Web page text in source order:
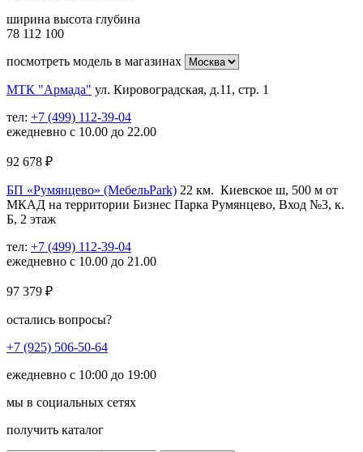
ширина высота глубина
78 112 100
посмотреть модель в магазинах
МТК "Армада" ул. Кировоградская, д.11, стр. 1
тел: +7 (499) 112-39-04
ежедневно с 10.00 до 22.00
92 678 ₽
БП «Румянцево» (МебельPark) 22 км. Киевское ш, 500 м от
МКАД на территории Бизнес Парка Румянцево, Вход №3, к.
Б, 2 этаж
тел: +7 (499) 112-39-04
ежедневно с 10.00 до 21.00
97 379 ₽
остались вопросы?
+7 (925) 506-50-64
ежедневно с 10:00 до 19:00
мы в социальных сетях
получить каталог